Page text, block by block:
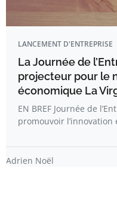
LANCEMENT D'ENTREPRISE
La Journée de
projecteur pour le
économique La
EN BREF Journée de
promouvoir l’innovation
Adrien Noël